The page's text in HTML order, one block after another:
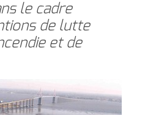
le cadre
de lutte
et de